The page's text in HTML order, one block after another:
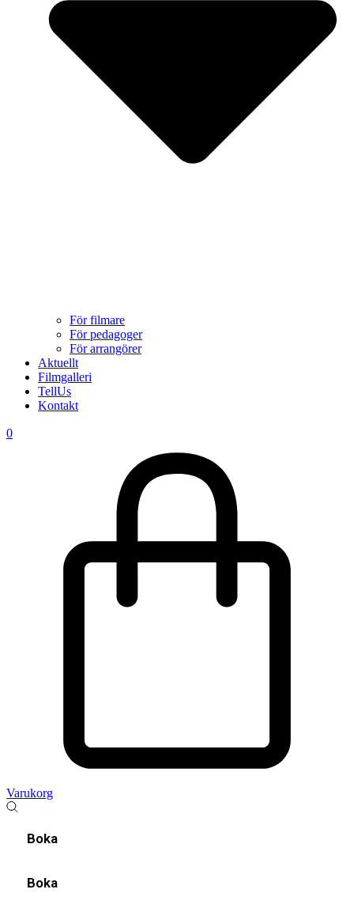
För filmare
För pedagoger
För arrangörer
Aktuellt
Filmgalleri
TellUs
Kontakt
0
Varukorg
Boka
Boka